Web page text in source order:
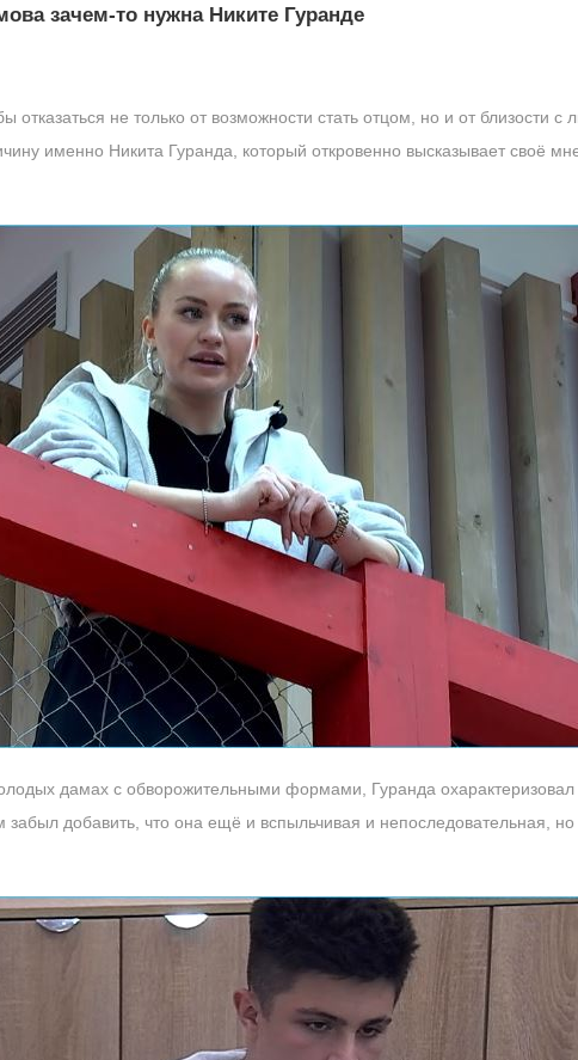
зачем-то нужна Никите Гуранде
отказаться не только от возможности стать отцом, но и от близости
именно Никита Гуранда, который откровенно высказывает своё
дамах с обворожительными формами, Гуранда охарактеризовал
добавить, что она ещё и вспыльчивая и непоследовательная, но